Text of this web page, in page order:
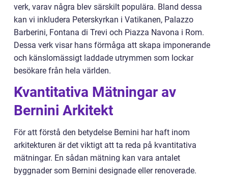
verk, varav några blev särskilt populära. Bland dessa
kan vi inkludera Peterskyrkan i Vatikanen, Palazzo
Barberini, Fontana di Trevi och Piazza Navona i Rom.
Dessa verk visar hans förmåga att skapa imponerande
och känslomässigt laddade utrymmen som lockar
besökare från hela världen.
Kvantitativa Mätningar av
Bernini Arkitekt
För att förstå den betydelse Bernini har haft inom
arkitekturen är det viktigt att ta reda på kvantitativa
mätningar. En sådan mätning kan vara antalet
byggnader som Bernini designade eller renoverade.